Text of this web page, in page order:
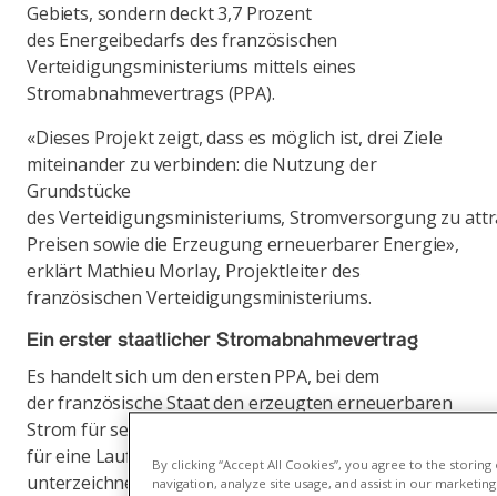
Gebiets, sondern deckt 3,7 Prozent
des Energeibedarfs des französischen
Verteidigungsministeriums mittels eines
Stromabnahmevertrags (PPA).
«Dieses Projekt zeigt, dass es möglich ist, drei Ziele
miteinander zu verbinden: die Nutzung der
Grundstücke
des Verteidigungsministeriums, Stromversorgung zu
Preisen sowie die Erzeugung erneuerbarer Energie»,
erklärt Mathieu Morlay, Projektleiter des
französischen Verteidigungsministeriums.
Ein erster staatlicher Stromabnahmevertrag
Es handelt sich um den ersten PPA, bei dem
der französische Staat den erzeugten erneuerbaren
Strom für seinen eigenen Energiebedarf einsetzt. Der
für eine Laufzeit von 30 Jahren
unterzeichnete Vertrag sichert die Investition von
By clicking “Accept All Cookies”, you agree to the
navigation, analyze site usage, and assist in our